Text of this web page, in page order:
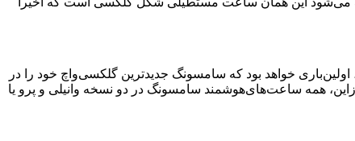
خواهد بود که سامسونگ جدیدترین گلکسی‌واچ خود را در
همه ساعت‌های‌هوشمند سامسونگ در دو نسخه وانیلی و پرو یا